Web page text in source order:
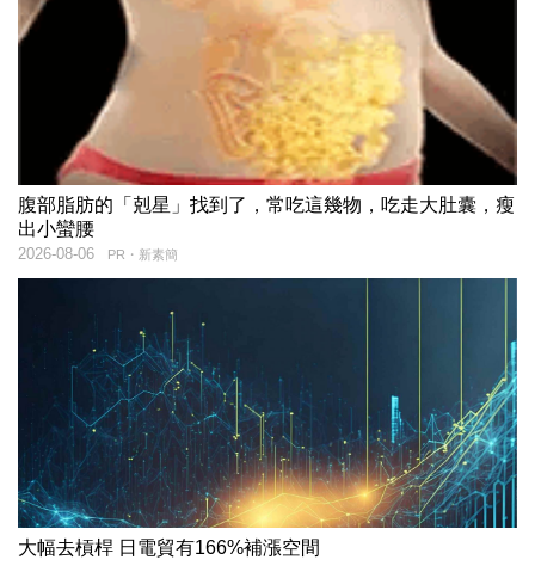
腹部脂肪的「剋星」找到了，常吃這幾物，吃走大肚囊，瘦
出小蠻腰
PR・新素簡
2026-08-06
大幅去槓桿 日電貿有166%補漲空間